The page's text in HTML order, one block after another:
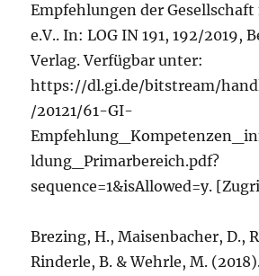
Empfehlungen der
e.V.. In: LOG IN 191, 192/2019,
Verlag. Verfügbar unter:
https://dl.gi.de/bitstream/
/20121/61-GI-
ldung_Primarbereich.pdf?
sequence=1&isAllowed=y.
Brezing, H., Maisenbacher, D.,
Rinderle, B. & Wehrle, M.